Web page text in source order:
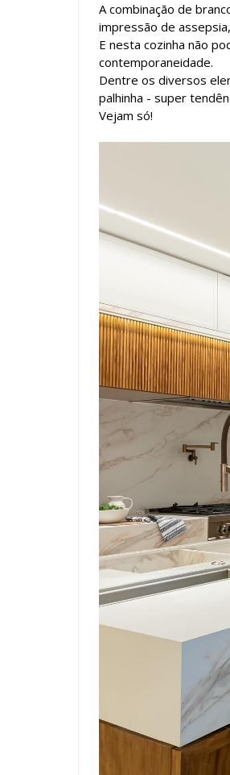
A combinação de
impressão de
E nesta cozinha não
contemporaneidade.
Dentre os diversos
palhinha - super
Vejam só!